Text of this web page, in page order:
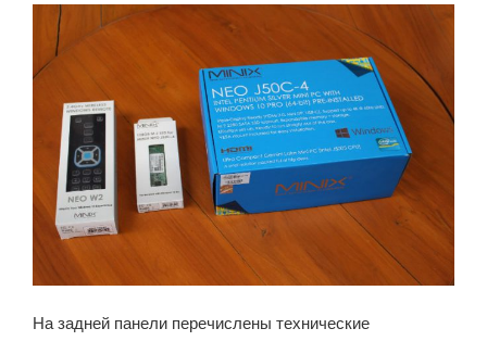
На задней панели перечислены технические